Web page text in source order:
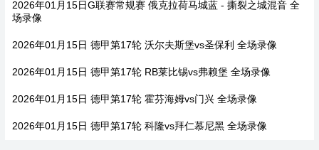
2026年01月15日G联赛常规赛 俄克拉荷马城蓝 - 撕裂之城混音 全
场录像
2026年01月15日 德甲第17轮 沃尔夫斯堡vs圣保利 全场录像
2026年01月15日 德甲第17轮 RB莱比锡vs弗赖堡 全场录像
2026年01月15日 德甲第17轮 霍芬海姆vs门兴 全场录像
2026年01月15日 德甲第17轮 科隆vs拜仁慕尼黑 全场录像